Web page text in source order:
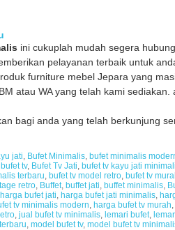
ini cukuplah mudah segera
pelayanan terbaik untuk
furniture mebel Jepara yang
atau WA yang telah kami
bagi anda yang telah berkunjung
jati, Bufet Minimalis, bufet minimalis
bufet tv, Bufet Tv Jati, bufet tv kayu jati
terbaru, bufet tv model retro, bufet tv
retro, Buffet, buffet jati, buffet minimalis,
harga bufet jati, harga bufet jati minimalis,
tv minimalis modern, harga bufet tv murah,
, jual bufet tv minimalis, lemari bufet,
, model bufet tv, model bufet tv